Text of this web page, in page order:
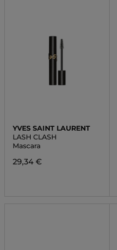
YVES SAINT LAURENT
LASH CLASH
Mascara
29,34 €